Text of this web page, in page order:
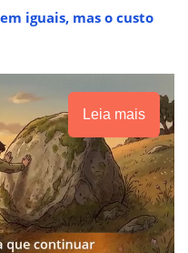
iguais, mas o custo
Leia mais